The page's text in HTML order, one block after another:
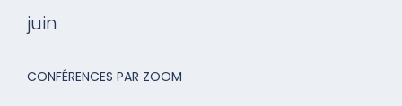
juin
CONFÉRENCES PAR ZOOM